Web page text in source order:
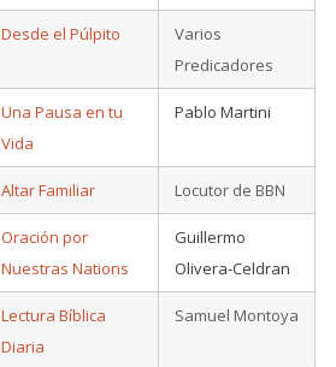
Desde el Púlpito
Varios
Predicadores
Una Pausa en tu
Vida
Pablo Martini
Altar Familiar Locutor de BBN
Oración por
Nuestras Nations
Guillermo
Olivera-Celdran
Lectura Bíblica
Diaria
Samuel Montoya